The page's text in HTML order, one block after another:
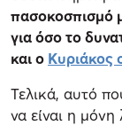
πασοκοσπισμό
για όσο το
και ο Κυριάκος
Τελικά, αυτό
να είναι η